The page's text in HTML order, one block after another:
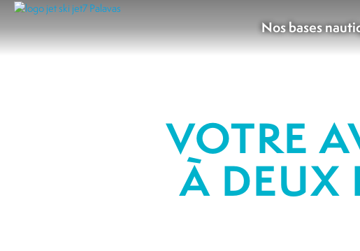
Nos bases
VOTRE
À DEUX